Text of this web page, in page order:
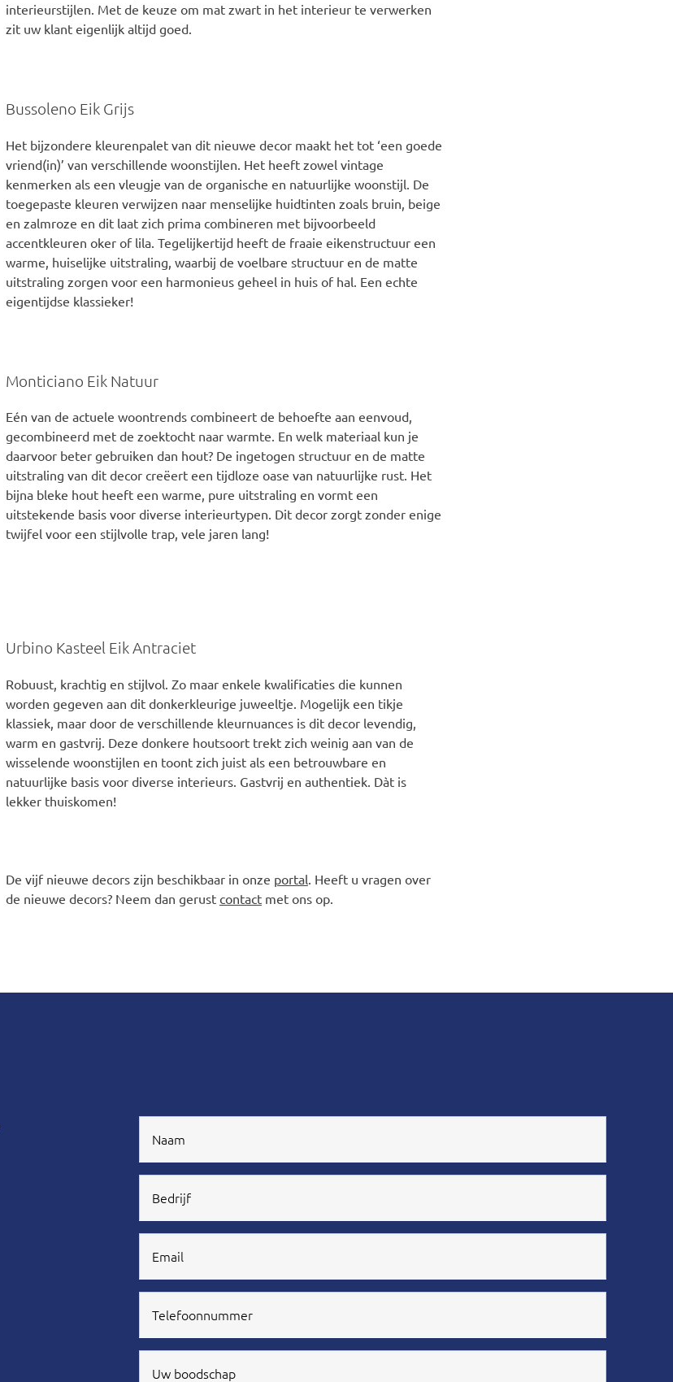
interieurstijlen. Met de keuze om mat zwart in het interieur te verwerken
zit uw klant eigenlijk altijd goed.
Bussoleno Eik Grijs
Het bijzondere kleurenpalet van dit nieuwe decor maakt het tot ‘een goede
vriend(in)’ van verschillende woonstijlen. Het heeft zowel vintage
kenmerken als een vleugje van de organische en natuurlijke woonstijl. De
toegepaste kleuren verwijzen naar menselijke huidtinten zoals bruin, beige
en zalmroze en dit laat zich prima combineren met bijvoorbeeld
accentkleuren oker of lila. Tegelijkertijd heeft de fraaie eikenstructuur een
warme, huiselijke uitstraling, waarbij de voelbare structuur en de matte
uitstraling zorgen voor een harmonieus geheel in huis of hal. Een echte
eigentijdse klassieker!
Monticiano Eik Natuur
Eén van de actuele woontrends combineert de behoefte aan eenvoud,
gecombineerd met de zoektocht naar warmte. En welk materiaal kun je
daarvoor beter gebruiken dan hout? De ingetogen structuur en de matte
uitstraling van dit decor creëert een tijdloze oase van natuurlijke rust. Het
bijna bleke hout heeft een warme, pure uitstraling en vormt een
uitstekende basis voor diverse interieurtypen. Dit decor zorgt zonder enige
twijfel voor een stijlvolle trap, vele jaren lang!
Urbino Kasteel Eik Antraciet
Robuust, krachtig en stijlvol. Zo maar enkele kwalificaties die kunnen
worden gegeven aan dit donkerkleurige juweeltje. Mogelijk een tikje
klassiek, maar door de verschillende kleurnuances is dit decor levendig,
warm en gastvrij. Deze donkere houtsoort trekt zich weinig aan van de
wisselende woonstijlen en toont zich juist als een betrouwbare en
natuurlijke basis voor diverse interieurs. Gastvrij en authentiek. Dàt is
lekker thuiskomen!
De vijf nieuwe decors zijn beschikbaar in onze portal . Heeft u vragen over
de nieuwe decors? Neem dan gerust contactmet ons op.